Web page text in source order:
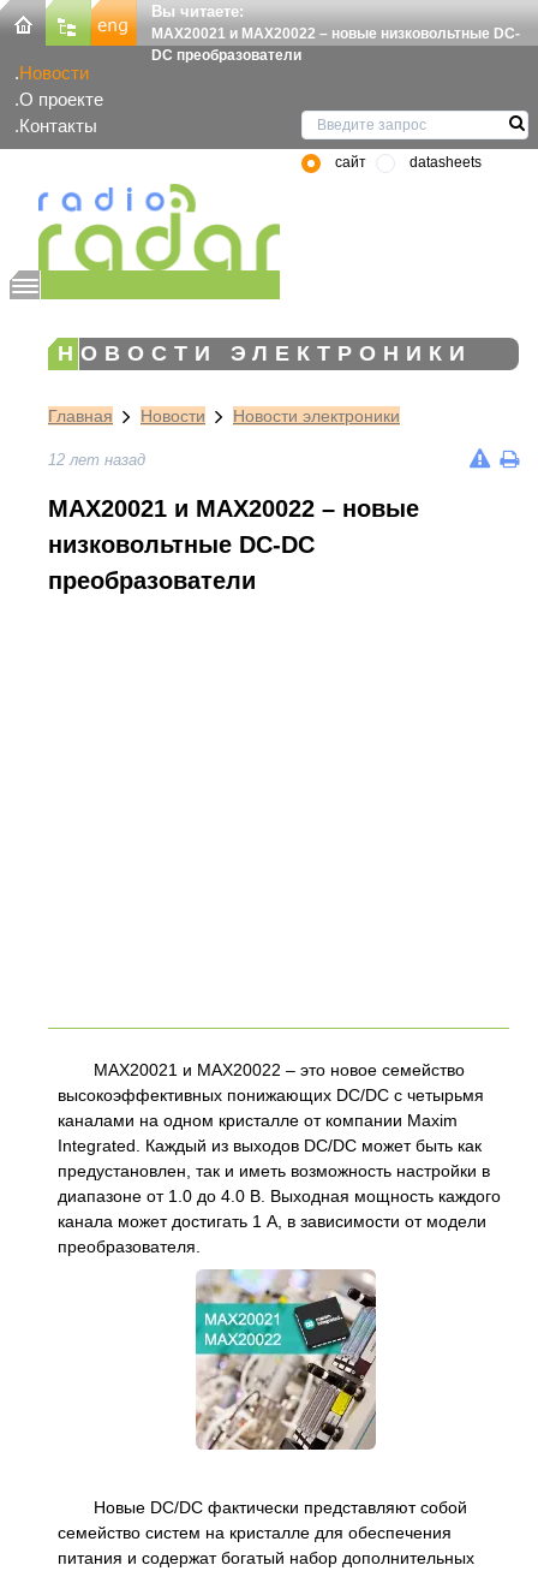
Вы читаете:
MAX20021 и MAX20022 – новые низковольтные DC-
DC преобразователи
Новости
О проекте
Контакты
сайт datasheets
НОВОСТИ ЭЛЕКТРОНИКИ
Главная Новости Новости электроники
12 лет назад
MAX20021 и MAX20022 – новые
низковольтные DC-DC
преобразователи
MAX20021 и MAX20022 – это новое семейство
высокоэффективных понижающих DC/DC с четырьмя
каналами на одном кристалле от компании Maxim
Integrated. Каждый из выходов DC/DC может быть как
предустановлен, так и иметь возможность настройки в
диапазоне от 1.0 до 4.0 В. Выходная мощность каждого
канала может достигать 1 А, в зависимости от модели
преобразователя.
Новые DC/DC фактически представляют собой
семейство систем на кристалле для обеспечения
питания и содержат богатый набор дополнительных